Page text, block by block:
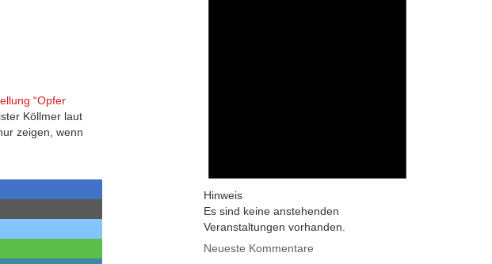
“Opfer
Köllmer laut
zeigen, wenn
Hinweis
Es sind keine anstehenden
Veranstaltungen vorhanden.
Neueste Kommentare